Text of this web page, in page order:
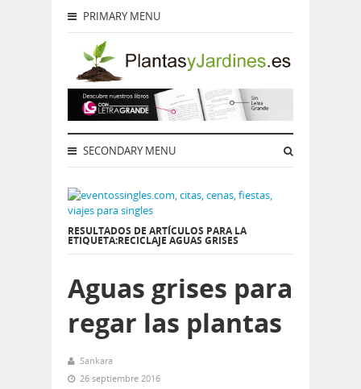
PRIMARY MENU
SECONDARY MENU
RESULTADOS DE ARTÍCULOS PARA LA
ETIQUETA:RECICLAJE AGUAS GRISES
Aguas grises para
regar las plantas
Sankara
26 septiembre 2016